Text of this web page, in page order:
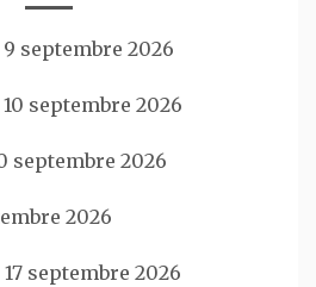
9 septembre 2026
10 septembre 2026
septembre 2026
2026
17 septembre 2026